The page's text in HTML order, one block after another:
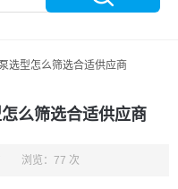
选型怎么筛选合适供应商
么筛选合适供应商
浏览：77 次